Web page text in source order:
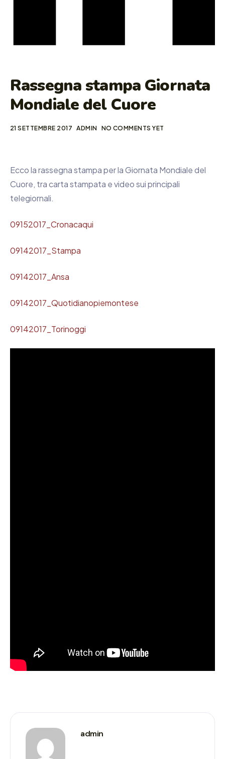
Rassegna stampa Giornata
Mondiale del Cuore
21 SETTEMBRE 2017 ADMIN NO COMMENTS YET
Ecco la rassegna stampa per la Giornata Mondiale del
Cuore, tra carta stampata e video sui principali
telegiornali.
09152017_Cronacaqui
09142017_Stampa
09142017_Ansa
09142017_Quotidianopiemontese
09142017_Torinoggi
admin